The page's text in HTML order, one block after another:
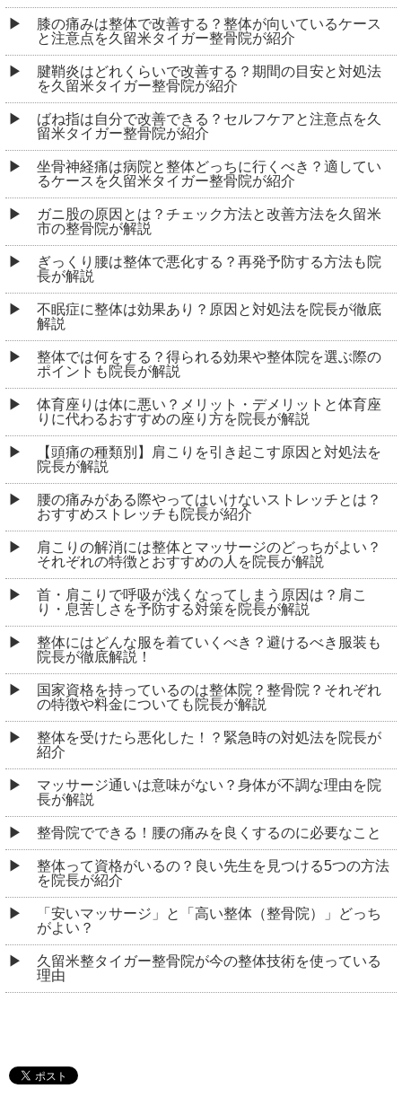
膝の痛みは整体で改善する？整体が向いているケース
と注意点を久留米タイガー整骨院が紹介
腱鞘炎はどれくらいで改善する？期間の目安と対処法
を久留米タイガー整骨院が紹介
ばね指は自分で改善できる？セルフケアと注意点を久
留米タイガー整骨院が紹介
坐骨神経痛は病院と整体どっちに行くべき？適してい
るケースを久留米タイガー整骨院が紹介
ガニ股の原因とは？チェック方法と改善方法を久留米
市の整骨院が解説
ぎっくり腰は整体で悪化する？再発予防する方法も院
長が解説
不眠症に整体は効果あり？原因と対処法を院長が徹底
解説
整体では何をする？得られる効果や整体院を選ぶ際の
ポイントも院長が解説
体育座りは体に悪い？メリット・デメリットと体育座
りに代わるおすすめの座り方を院長が解説
【頭痛の種類別】肩こりを引き起こす原因と対処法を
院長が解説
腰の痛みがある際やってはいけないストレッチとは？
おすすめストレッチも院長が紹介
肩こりの解消には整体とマッサージのどっちがよい？
それぞれの特徴とおすすめの人を院長が解説
首・肩こりで呼吸が浅くなってしまう原因は？肩こ
り・息苦しさを予防する対策を院長が解説
整体にはどんな服を着ていくべき？避けるべき服装も
院長が徹底解説！
国家資格を持っているのは整体院？整骨院？それぞれ
の特徴や料金についても院長が解説
整体を受けたら悪化した！？緊急時の対処法を院長が
紹介
マッサージ通いは意味がない？身体が不調な理由を院
長が解説
整骨院でできる！腰の痛みを良くするのに必要なこと
整体って資格がいるの？良い先生を見つける5つの方法
を院長が紹介
「安いマッサージ」と「高い整体（整骨院）」どっち
がよい？
久留米整タイガー整骨院が今の整体技術を使っている
理由